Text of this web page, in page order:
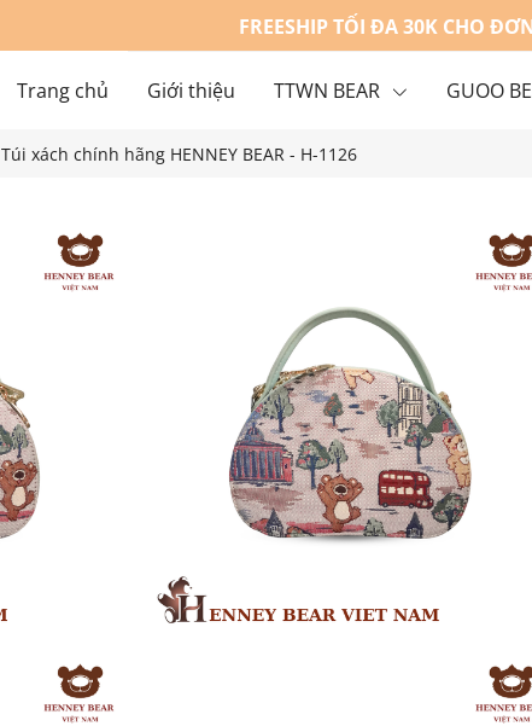
FREESHIP TỐI ĐA 30K CHO
Trang chủ Giới thiệu TTWN BEAR GUOO
Hệ thống cửa hàng
Túi xách chính hãng HENNEY BEAR - H-1126